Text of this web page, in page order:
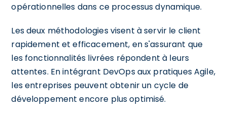
opérationnelles dans ce processus dynamique.
Les deux méthodologies visent à servir le client
rapidement et efficacement, en s'assurant que
les fonctionnalités livrées répondent à leurs
attentes. En intégrant DevOps aux pratiques Agile,
les entreprises peuvent obtenir un cycle de
développement encore plus optimisé.